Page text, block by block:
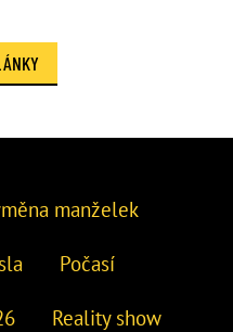
manželek
Počasí
Reality show